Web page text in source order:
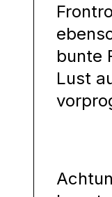
bunte
Lust